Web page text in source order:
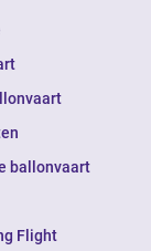
ballonvaart
Flight